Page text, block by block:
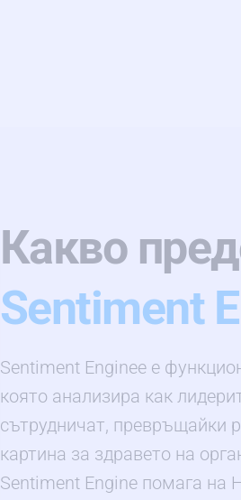
Какво
Sentiment
Sentiment Engineе е
която анализира как
сътрудничат, превръщайки
картина за здравето на
Sentiment Engine помага на